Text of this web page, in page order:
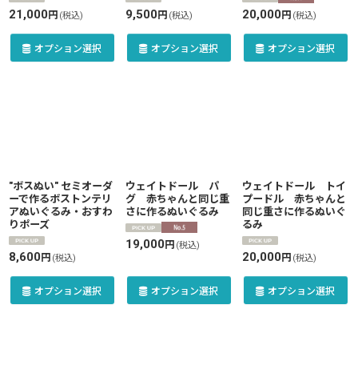
21,000円 (税込)
オプション選択
9,500円 (税込)
オプション選択
20,000円 (税込)
オプション選択
"ボスぬい" セミオーダ
ーで作るボストンテリ
アぬいぐるみ・おすわ
りポーズ
8,600円 (税込)
オプション選択
ウェイトドール パ
グ 赤ちゃんと同じ重
さに作るぬいぐるみ
19,000円 (税込)
オプション選択
ウェイトドール トイ
プードル 赤ちゃんと
同じ重さに作るぬいぐ
るみ
20,000円 (税込)
オプション選択